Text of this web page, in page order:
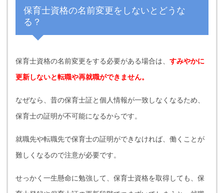
保育士資格の名前変更をしないとどうな
る？
保育士資格の名前変更をする必要がある場合は、すみやかに
更新しないと転職や再就職ができません。
なぜなら、昔の保育士証と個人情報が一致しなくなるため、
保育士の証明が不可能になるからです。
就職先や転職先で保育士の証明ができなければ、働くことが
難しくなるので注意が必要です。
せっかく一生懸命に勉強して、保育士資格を取得しても、保